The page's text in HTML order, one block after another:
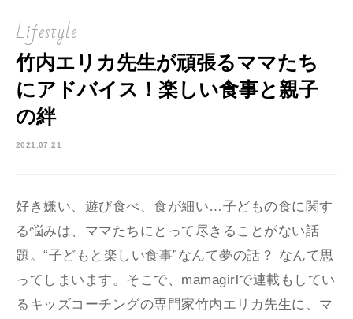
Lifestyle
竹内エリカ先生が頑張るママたち
にアドバイス！楽しい食事と親子
の絆
2021.07.21
好き嫌い、遊び食べ、食が細い…子どもの食に関す
る悩みは、ママたちにとって尽きることがない話
題。“子どもと楽しい食事”なんて夢の話？ なんて思
ってしまいます。そこで、mamagirlで連載もしてい
るキッズコーチングの専門家竹内エリカ先生に、マ